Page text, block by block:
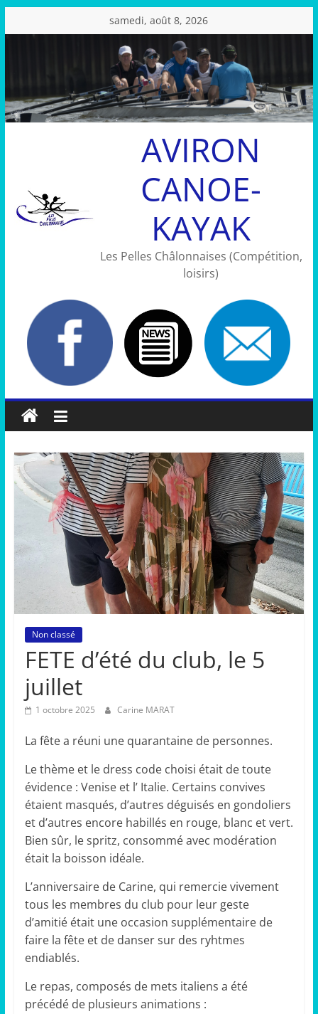
au
samedi, août 8, 2026
AVIRON
CANOE-
KAYAK
Les Pelles Châlonnaises (Compétition,
loisirs)
Non classé
FETE d’été du club, le 5
juillet
1 octobre 2025 Carine MARAT
La fête a réuni une quarantaine de personnes.
Le thème et le dress code choisi était de toute
évidence : Venise et l’ Italie. Certains convives
étaient masqués, d’autres déguisés en gondoliers
et d’autres encore habillés en rouge, blanc et vert.
Bien sûr, le spritz, consommé avec modération
était la boisson idéale.
L’anniversaire de Carine, qui remercie vivement
tous les membres du club pour leur geste
d’amitié était une occasion supplémentaire de
faire la fête et de danser sur des ryhtmes
endiablés.
Le repas, composés de mets italiens a été
précédé de plusieurs animations :